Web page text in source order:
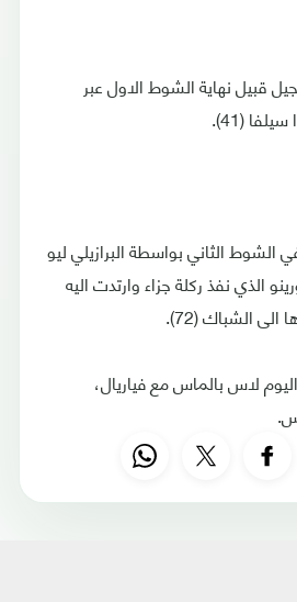
قبيل نهاية الشوط الاول عبر
(41).
الشوط الثاني بواسطة البرازيلي ليو
مورينو الذي نفذ ركلة جزاء وارتدت اليه
الشباك (72).
لاس بالماس مع فياريال،